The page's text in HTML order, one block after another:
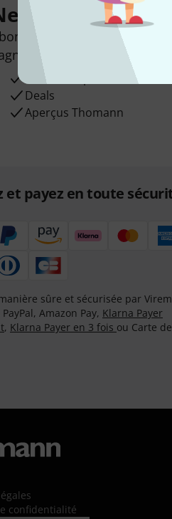
vous à la newsletter
l'un des 50 bons
Deals
Aperçus Thomann
et payez en toute
sûre et sécurisée par
Amazon Pay, Klarna Payer
, Klarna Payer en 3 fois ou Carte
confidentialité